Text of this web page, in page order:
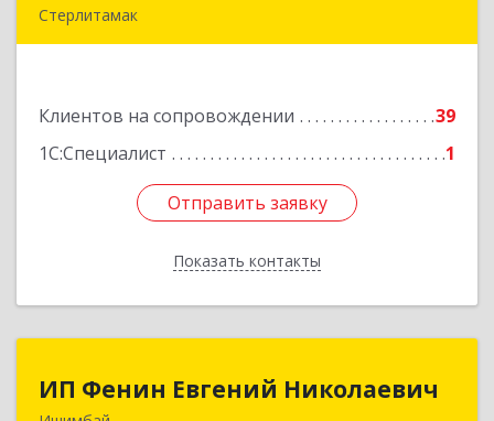
Стерлитамак
Клиентов на сопровождении
39
1С:Специалист
1
Отправить заявку
Показать контакты
Подробнее
Отправить заявку
Назад
ИП Фенин Евгений Николаевич
ИП Фенин Евгений Николаевич